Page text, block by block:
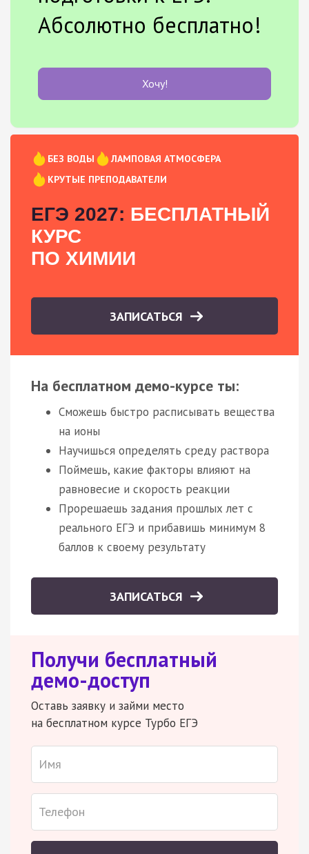
Абсолютно бесплатно!
Хочу!
БЕЗ ВОДЫ
ЛАМПОВАЯ АТМОСФЕРА
КРУТЫЕ ПРЕПОДАВАТЕЛИ
ЕГЭ 2027: БЕСПЛАТНЫЙ
КУРС
ПО ХИМИИ
ЗАПИСАТЬСЯ
На бесплатном демо-курсе ты:
Сможешь быстро расписывать вещества
на ионы
Научишься определять среду раствора
Поймешь, какие факторы влияют на
равновесие и скорость реакции
Прорешаешь задания прошлых лет с
реального ЕГЭ и прибавишь минимум 8
баллов к своему результату
ЗАПИСАТЬСЯ
Получи бесплатный
демо-доступ
Оставь заявку и займи место
на бесплатном курсе Турбо ЕГЭ